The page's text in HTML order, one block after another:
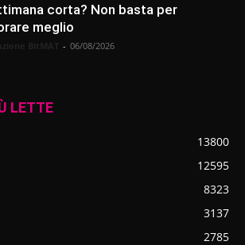
corta? Non basta per
meglio
- 06/08/2026
LETTE
13800
12595
8323
3137
2785